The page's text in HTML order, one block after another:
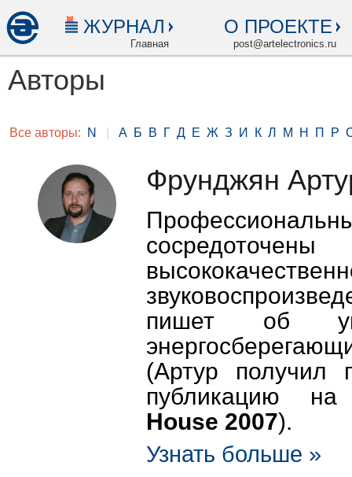
ЖУРНАЛ
Главная
О ПРОЕКТЕ
post@artelectronics.ru
Авторы
Все авторы: N А Б В Г Д Е Ж З И К Л М Н П Р
Фрунджян
пишет об
(Артур получил
публикацию
House 2007).
Узнать больше »